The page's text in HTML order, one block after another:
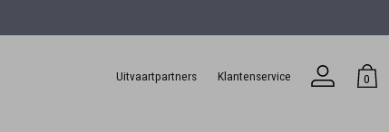
Uitvaartpartners Klantenservice 0